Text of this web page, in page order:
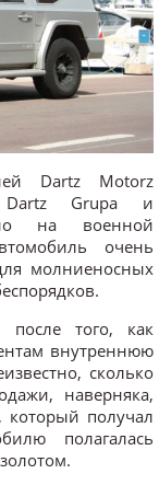
Dartz Motorz
Dartz Grupa и
на военной
очень
молниеносных
после того, как
внутреннюю
сколько
наверняка,
получал
полагалась